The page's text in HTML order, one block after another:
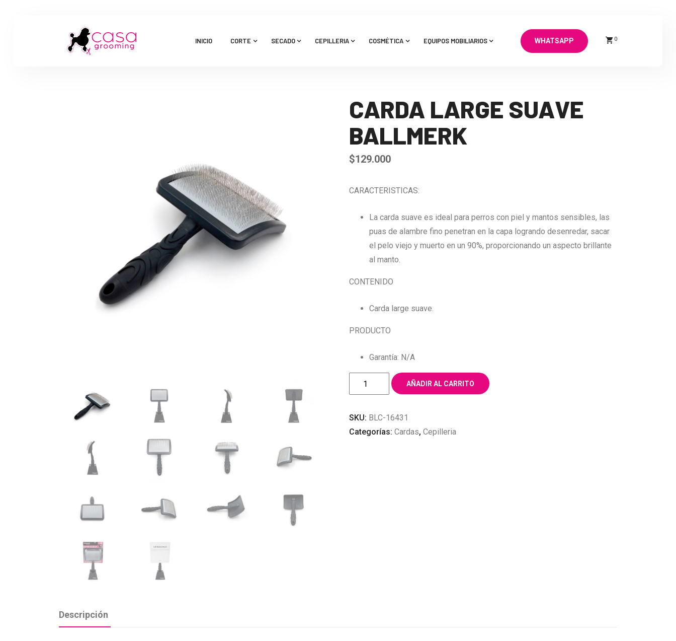
INICIO CORTE SECADO CEPILLERIA COSMÉTICA EQUIPOS MOBILIARIOS WHATSAPP 0
CARDA LARGE SUAVE
BALLMERK
$129.000
CARACTERISTICAS:
La carda suave es ideal para perros con piel y mantos sensibles, las
puas de alambre fino penetran en la capa logrando desenredar, sacar
el pelo viejo y muerto en un 90%, proporcionando un aspecto brillante
al manto.
CONTENIDO
Carda large suave.
PRODUCTO
Garantía: N/A
CARDA
LARGE
BALLMERK
cantidad
AÑADIR AL CARRITO
SKU: BLC-16431
Categorías:Cardas,Cepilleria
Descripción